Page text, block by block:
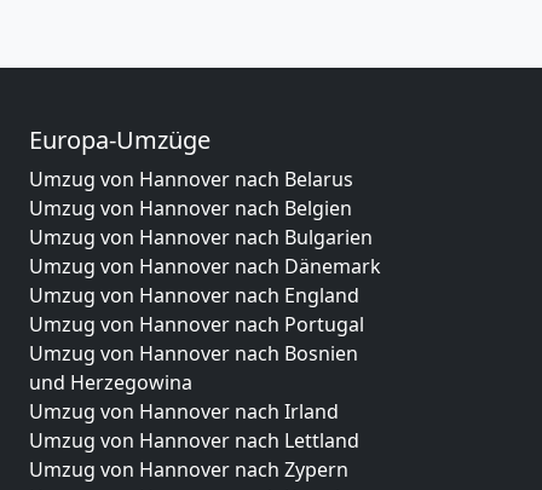
Europa-Umzüge
Umzug von Hannover nach Belarus
Umzug von Hannover nach Belgien
Umzug von Hannover nach Bulgarien
Umzug von Hannover nach Dänemark
Umzug von Hannover nach England
Umzug von Hannover nach Portugal
Umzug von Hannover nach Bosnien
und Herzegowina
Umzug von Hannover nach Irland
Umzug von Hannover nach Lettland
Umzug von Hannover nach Zypern